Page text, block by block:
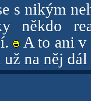
s nikým
někdo
A to ani v
už na něj